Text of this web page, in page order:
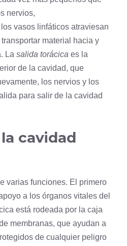
nervios,
vasos linfáticos atraviesan
material hacia y
La salida torácica es la
de la cavidad, que
los nervios y los
para salir de la cavidad
cavidad
varias funciones. El primero
a los órganos vitales del
está rodeada por la caja
membranas, que ayudan a
de cualquier peligro